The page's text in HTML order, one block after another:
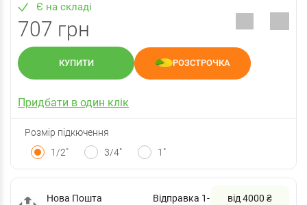
Є на складі
707 грн
КУПИТИ РОЗСТРОЧКА
Придбати в один клік
Розмір підкючення
1/2"
3/4" 1"
Нова Пошта
Відправка 1-
від 4000 ₴